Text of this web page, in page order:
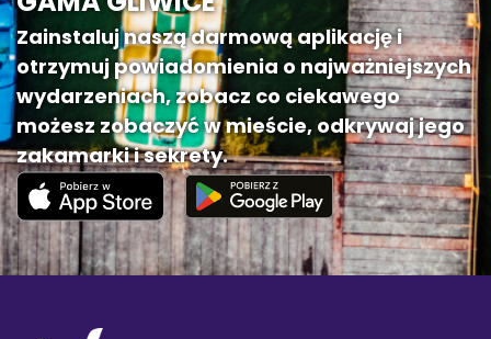
Zainstaluj naszą darmową aplikację i
otrzymuj powiadomienia o najważniejszych
wydarzeniach, zobacz co ciekawego
możesz zobaczyć w mieście, odkrywaj jego
zakamarki i sekrety.